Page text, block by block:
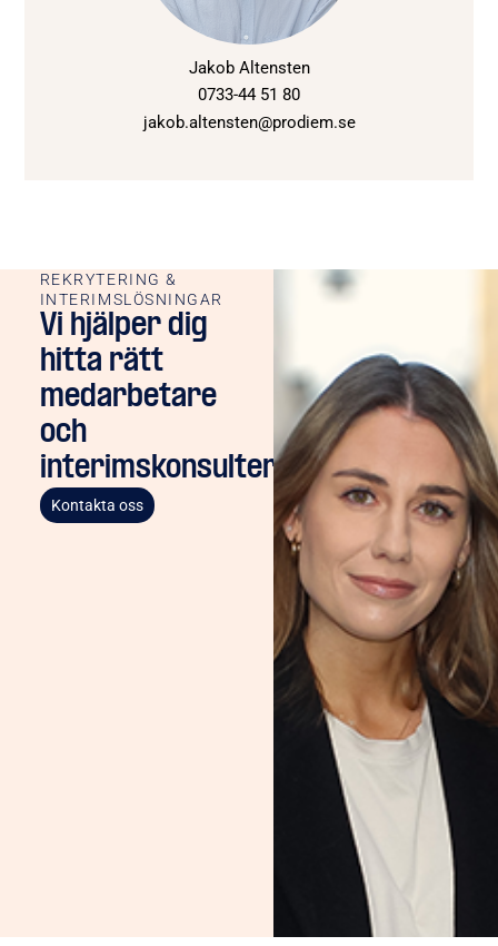
Jakob Altensten
0733-44 51 80
jakob.altensten@prodiem.se
REKRYTERING &
INTERIMSLÖSNINGAR
Vi hjälper dig
hitta rätt
medarbetare
och
interimskonsulter
Kontakta oss